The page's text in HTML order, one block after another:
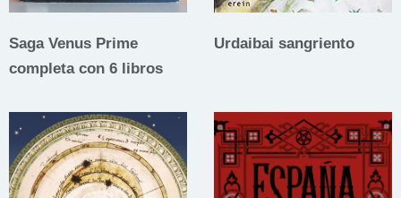
Saga Venus Prime
completa con 6 libros
Urdaibai sangriento